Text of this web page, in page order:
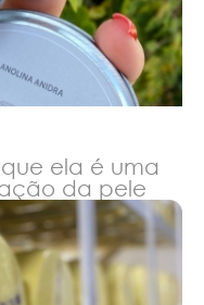
ela é uma
da pele